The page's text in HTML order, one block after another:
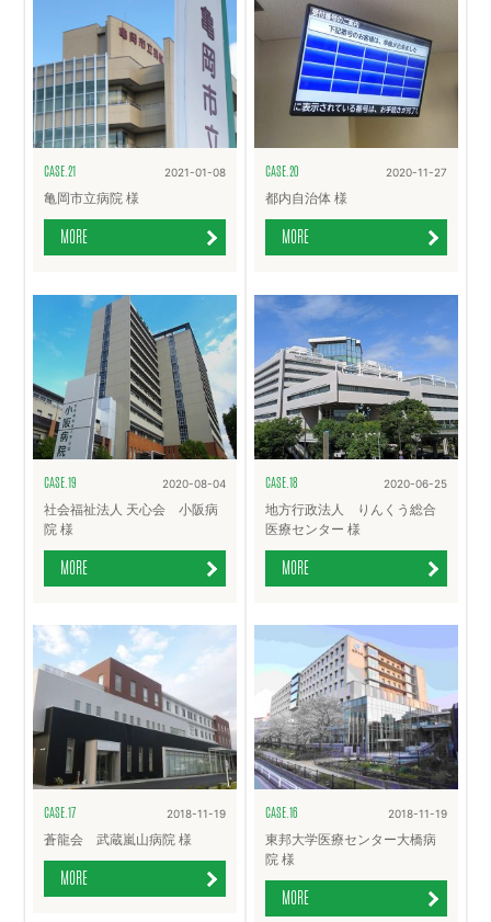
CASE.21 2021-01-08
亀岡市立病院 様
MORE
CASE.20 2020-11-27
都内自治体 様
MORE
CASE.19 2020-08-04
社会福祉法人 天心会 小阪病
院 様
MORE
CASE.18 2020-06-25
地方行政法人 りんくう総合
医療センター 様
MORE
CASE.17 2018-11-19
蒼龍会 武蔵嵐山病院 様
MORE
CASE.16 2018-11-19
東邦大学医療センター大橋病
院 様
MORE